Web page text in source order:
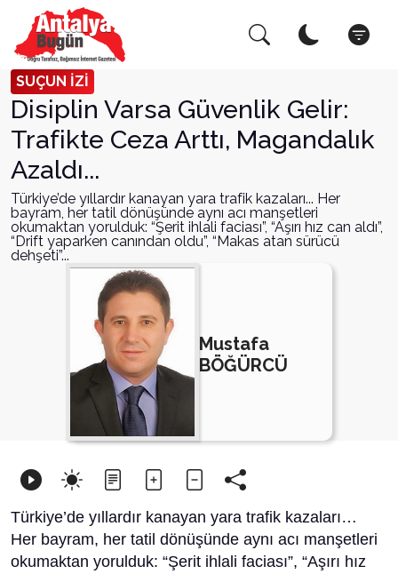
SUÇUN İZİ
Disiplin Varsa Güvenlik Gelir:
Trafikte Ceza Arttı, Magandalık
Azaldı...
Türkiye’de yıllardır kanayan yara trafik kazaları... Her
bayram, her tatil dönüşünde aynı acı manşetleri
okumaktan yorulduk: “Şerit ihlali faciası”, “Aşırı hız can aldı”,
“Drift yaparken canından oldu”, “Makas atan sürücü
dehşeti”...
Mustafa
BÖĞÜRCÜ
Türkiye’de yıllardır kanayan yara trafik kazaları…
Her bayram, her tatil dönüşünde aynı acı manşetleri
okumaktan yorulduk: “Şerit ihlali faciası”, “Aşırı hız
Arama Yap! Kapat